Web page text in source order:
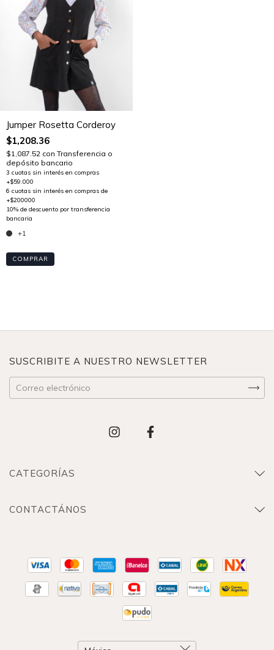
Jumper Rosetta Corderoy
$1,208.36
$1,087.52 con Transferencia o
depósito bancario
+1
COMPRAR
SUSCRIBITE A NUESTRO NEWSLETTER
CATEGORÍAS
CONTACTÁNOS